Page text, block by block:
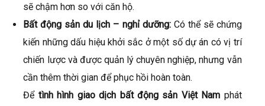
sẽ chậm hơn so với căn hộ.
Bất động sản du lịch – nghỉ dưỡng:Có thể sẽ chứng
kiến những dấu hiệu khởi sắc ở một số dự án có vị trí
chiến lược và được quản lý chuyên nghiệp, nhưng vẫn
cần thêm thời gian để phục hồi hoàn toàn.
Để tình hình giao dịch bất động sản Việt Nam phát